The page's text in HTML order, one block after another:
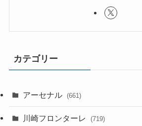
カテゴリー
アーセナル (661)
(123)
川崎フロンターレ (719)